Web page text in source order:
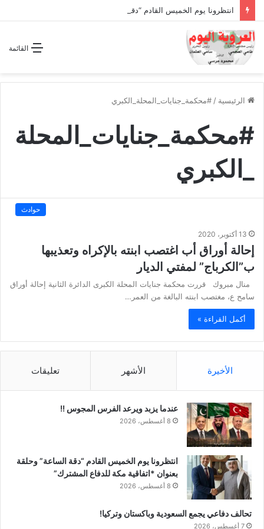
القائمة
الرئيسية / #محكمة_جنايات_المحلة_الكبري
#محكمة_جنايات_المحلة
_الكبري
حوادث
13 أكتوبر، 2020
إحالة أوراق أب اغتصب ابنته بالإكراه وتعذيبها
ب”الكرباج” لمفتي الديار
منال مبروك قررت محكمة جنايات المحلة الكبرى الدائرة الثانية إحالة أوراق
سامح ع، مغتصب ابنته البالغة من العمر…
أكمل القراءة »
الأخيرة الأشهر تعليقات
عندما يزبد ويرعد الفرس المجوس !!
8 أغسطس، 2026
انتظرونا يوم الخميس القادم “دقة الساعة” وحلقة
بعنوان *اتفاقية مكة للدفاع المشترك”
8 أغسطس، 2026
تحالف دفاعي يجمع السعودية وباكستان وتركيا!
7 أغسطس، 2026